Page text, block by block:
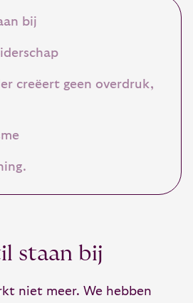
bij
creëert geen overdruk,
staan bij
niet meer. We hebben